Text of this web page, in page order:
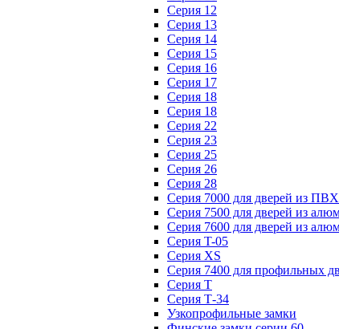
Серия 12
Серия 13
Серия 14
Серия 15
Серия 16
Серия 17
Серия 18
Серия 18
Серия 22
Серия 23
Серия 25
Серия 26
Серия 28
Серия 7000 для дверей из
Серия 7500 для дверей из
Серия 7600 для дверей из
Серия T-05
Серия XS
Серия 7400 для профильных
Серия Т
Серия Т-34
Узкопрофильные замки